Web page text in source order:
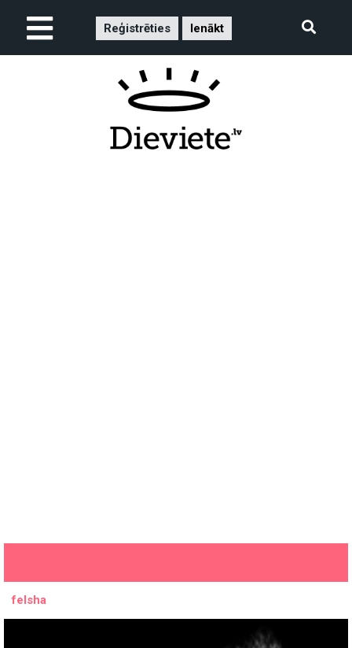
Reģistrēties Ienākt
felsha